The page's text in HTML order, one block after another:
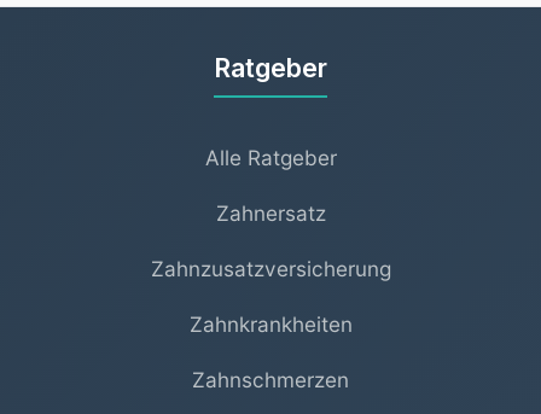
Ratgeber
Alle Ratgeber
Zahnersatz
Zahnzusatzversicherung
Zahnkrankheiten
Zahnschmerzen